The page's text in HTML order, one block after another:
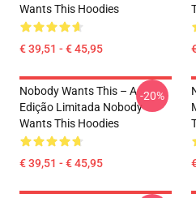
Wants This Hoodies
€ 39,51 - € 45,95
Nobody Wants This – A
Edição Limitada Nobody
Wants This Hoodies
€ 39,51 - € 45,95
-20%